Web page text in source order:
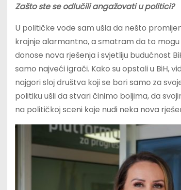
Zašto ste se odlučili angažovati u politici?
U političke vode sam ušla da nešto
krajnje alarmantno, a smatram da to
donose nova rješenja i svjetliju budućnost
samo najveći igrači. Kako su opstali u BiH,
najgori sloj društva koji se bori samo za
politiku ušli da stvari činimo boljima, da
na političkoj sceni koje nudi neka nova